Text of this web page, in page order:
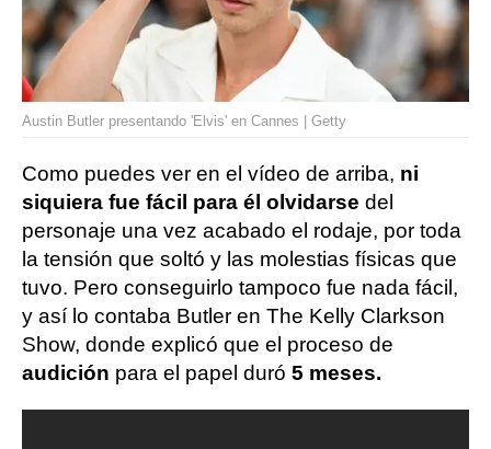
Austin Butler presentando 'Elvis' en Cannes | Getty
Como puedes ver en el vídeo de arriba, ni
siquiera fue fácil para él olvidarse del
personaje una vez acabado el rodaje, por toda
la tensión que soltó y las molestias físicas que
tuvo. Pero conseguirlo tampoco fue nada fácil,
y así lo contaba Butler en The Kelly Clarkson
Show, donde explicó que el proceso de
audición para el papel duró 5 meses.